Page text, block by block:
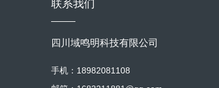
联系我们
四川域鸣明科技有限公司
手机：18982081108